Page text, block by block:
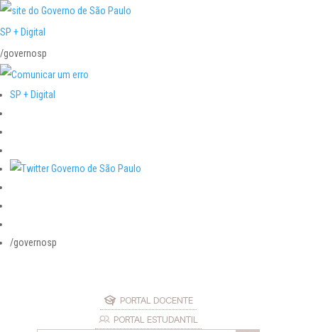
SP + Digital
/governosp
SP + Digital
/governosp
PORTAL DOCENTE
PORTAL ESTUDANTIL